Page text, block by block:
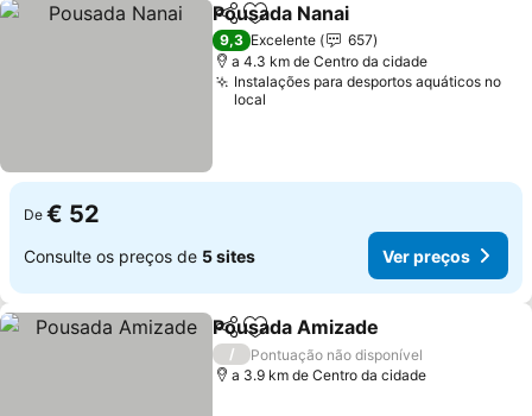
PartilharAdicionar aos favoritos
Pousada Nanai
9,3 Excelente
657
a 4.3 km de Centro da cidade
Instalações para desportos aquáticos no
local
De € 52
Consulte os preços de 5 sites Ver preços
PartilharAdicionar aos favoritos
Pousada Amizade
/
Pontuação não disponível
a 3.9 km de Centro da cidade